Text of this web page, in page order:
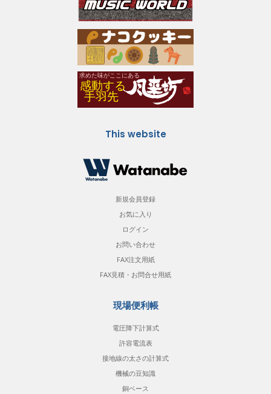
This website
新規会員登録
お気に入り
ログイン
お問い合わせ
FAX注文用紙
FAX見積・お問合せ用紙
現場便利帳
電圧降下計算式
許容電流表
接地線の太さの計算式
機械の豆知識
銅ベース